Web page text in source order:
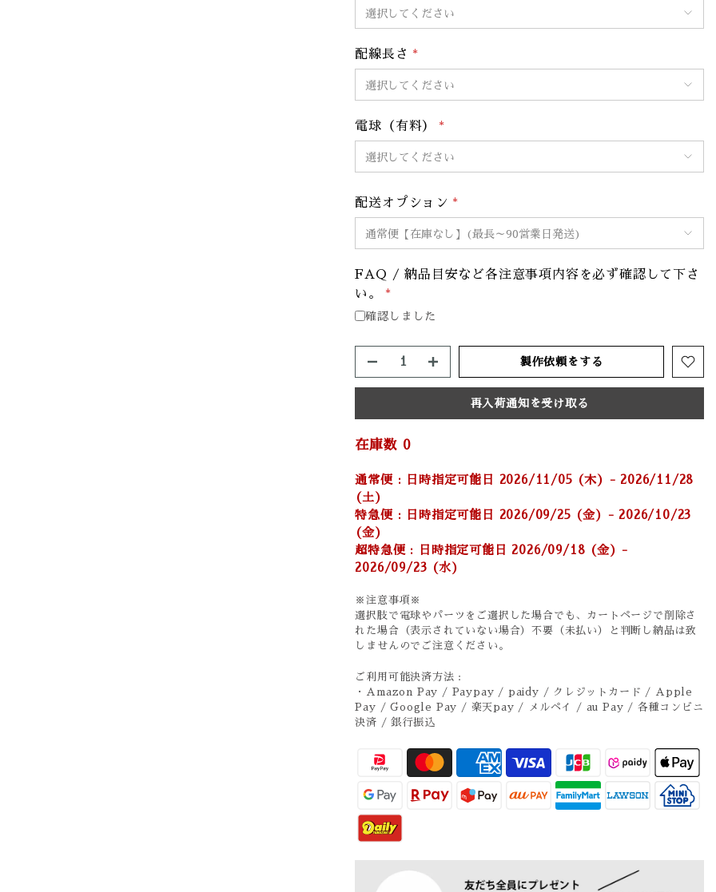
配線長さ *
電球（有料） *
配送オプション *
FAQ / 納品目安など各注意事項内容を必ず確認して下さ
い。
*
確認しました
製作依頼をする
再入荷通知を受け取る
在庫数 0
通常便 : 日時指定可能日 2026/11/05 (木) - 2026/11/28
(土)
特急便 : 日時指定可能日 2026/09/25 (金) - 2026/10/23
(金)
超特急便 : 日時指定可能日 2026/09/18 (金) -
2026/09/23 (水)
※注意事項※
選択肢で電球やパーツをご選択した場合でも、カートページで削除さ
れた場合（表示されていない場合）不要（未払い）と判断し納品は致
しませんのでご注意ください。
ご利用可能決済方法 :
・Amazon Pay / Paypay / paidy / クレジットカード / Apple
Pay / Google Pay / 楽天pay / メルペイ / au Pay / 各種コンビニ
決済 / 銀行振込